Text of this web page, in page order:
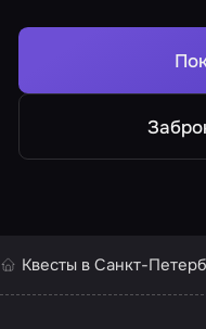
Квесты в Санкт-